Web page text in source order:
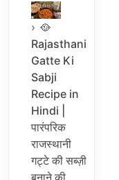
🥘
Rajasthani
Gatte Ki
Sabji
Recipe in
Hindi |
पारंपरिक
राजस्थानी
गट्टे की सब्ज़ी
बनाने की